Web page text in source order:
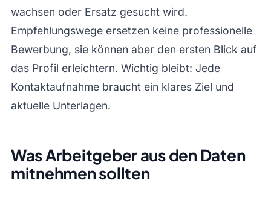
wachsen oder Ersatz gesucht wird.
Empfehlungswege ersetzen keine professionelle
Bewerbung, sie können aber den ersten Blick auf
das Profil erleichtern. Wichtig bleibt: Jede
Kontaktaufnahme braucht ein klares Ziel und
aktuelle Unterlagen.
Was Arbeitgeber aus den Daten
mitnehmen sollten